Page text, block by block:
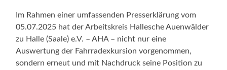
Im Rahmen einer umfassenden Presserklärung vom
05.07.2025 hat der Arbeitskreis Hallesche Auenwälder
zu Halle (Saale) e.V. – AHA – nicht nur eine
Auswertung der Fahrradexkursion vorgenommen,
sondern erneut und mit Nachdruck seine Position zu